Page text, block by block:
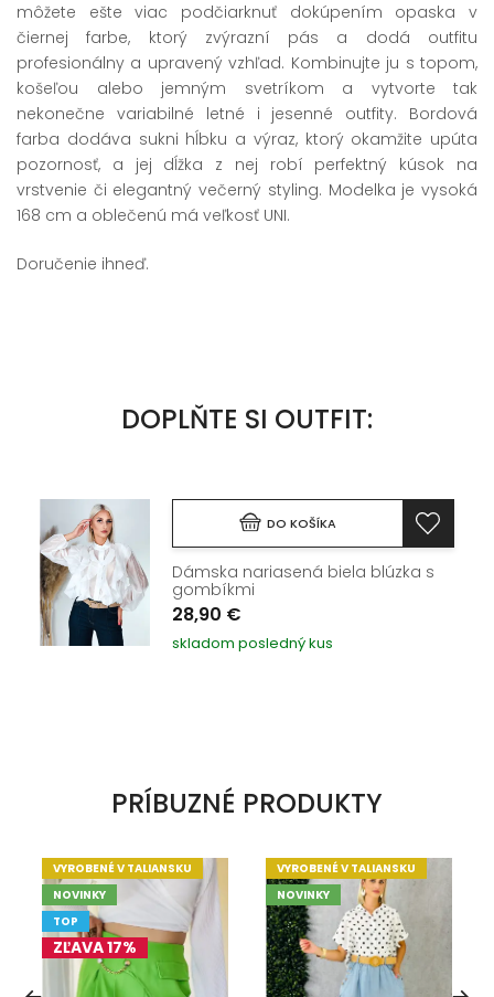
môžete ešte viac podčiarknuť dokúpením opaska v
čiernej farbe, ktorý zvýrazní pás a dodá outfitu
profesionálny a upravený vzhľad. Kombinujte ju s topom,
košeľou alebo jemným svetríkom a vytvorte tak
nekonečne variabilné letné i jesenné outfity. Bordová
farba dodáva sukni hĺbku a výraz, ktorý okamžite upúta
pozornosť, a jej dĺžka z nej robí perfektný kúsok na
vrstvenie či elegantný večerný styling. Modelka je vysoká
168 cm a oblečenú má veľkosť UNI.
Doručenie ihneď.
DOPLŇTE SI OUTFIT:
DO KOŠÍKA
Dámska nariasená biela blúzka s
gombíkmi
28,90 €
skladom posledný kus
PRÍBUZNÉ PRODUKTY
VYROBENÉ V TALIANSKU
NOVINKY
TOP
ZĽAVA 17%
VYROBENÉ V TALIANSKU
NOVINKY